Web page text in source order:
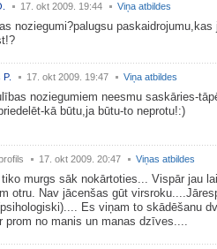
17. okt 2009. 19:44 Viņa atbildes
noziegumi?palugsu
17. okt 2009. 19:47 Viņa atbildes
noziegumiem neesmu saskāries-
kā būtu,ja būtu-to neprotu!:)
17. okt 2009. 20:47 Viņas atbildes
murgs sāk nokārtoties... Vispār jau
otru. Nav jācenšas gūt
Es viņam to skādēšanu
prom no manis un manas dzīves....